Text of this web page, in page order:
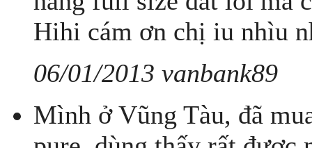
Hihi cám ơn chị iu nhìu
06/01/2013 vanbank89
Mình ở Vũng Tàu, đã